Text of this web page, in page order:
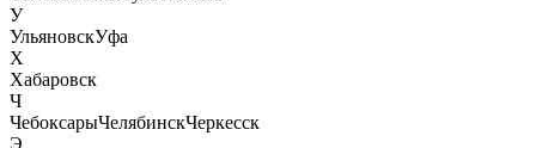
У
УльяновскУфа
Х
Хабаровск
Ч
ЧебоксарыЧелябинскЧеркесск
Э